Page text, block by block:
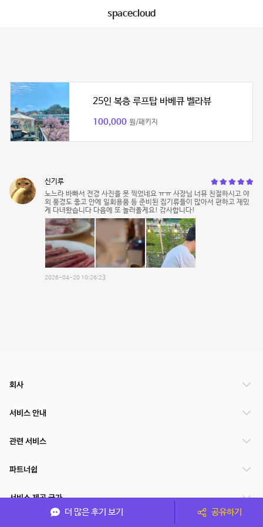
spacecloud
25인 복층 루프탑 바베큐 벨라뷰
100,000 원/패키지
신기루
노느라 바빠서 전경 사진을 못 찍었네요 ㅠㅠ 사장님 너뮤 친절하시고 야
외 풍경도 좋고 안에 일회용품 등 준비된 집기류들이 많아서 편하고 재밌
게 다녀왔습니다 다음에 또 놀러올게요! 감사합니다!
2026-04-20 10:26:23
더 많은 후기 보기 공유하기
회사
서비스 안내
관련 서비스
파트너쉽
서비스 제공 국가